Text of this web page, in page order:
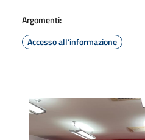
Argomenti:
Accesso all'informazione